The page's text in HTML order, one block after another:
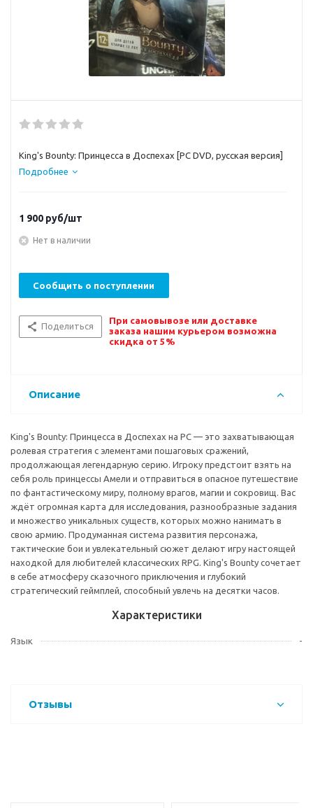
King's Bounty: Принцесса в Доспехах [PC DVD, русская версия]
Подробнее
1 900 руб/шт
Нет в наличии
Сообщить о поступлении
Поделиться
При самовывозе или доставке
заказа нашим курьером возможна
скидка от 5%
Описание
King's Bounty: Принцесса в Доспехах на PC — это захватывающая
ролевая стратегия с элементами пошаговых сражений,
продолжающая легендарную серию. Игроку предстоит взять на
себя роль принцессы Амели и отправиться в опасное путешествие
по фантастическому миру, полному врагов, магии и сокровищ. Вас
ждёт огромная карта для исследования, разнообразные задания
и множество уникальных существ, которых можно нанимать в
свою армию. Продуманная система развития персонажа,
тактические бои и увлекательный сюжет делают игру настоящей
находкой для любителей классических RPG. King's Bounty сочетает
в себе атмосферу сказочного приключения и глубокий
стратегический геймплей, способный увлечь на десятки часов.
Характеристики
Язык -
Отзывы